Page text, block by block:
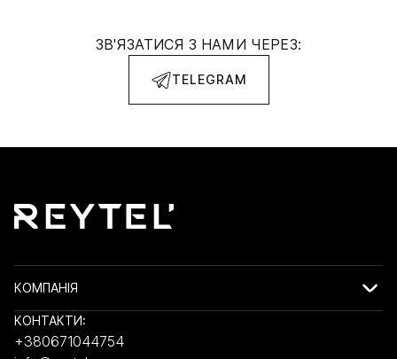
ЗВ'ЯЗАТИСЯ З НАМИ ЧЕРЕЗ:
TELEGRAM
КОМПАНІЯ
КОНТАКТИ:
+380671044754